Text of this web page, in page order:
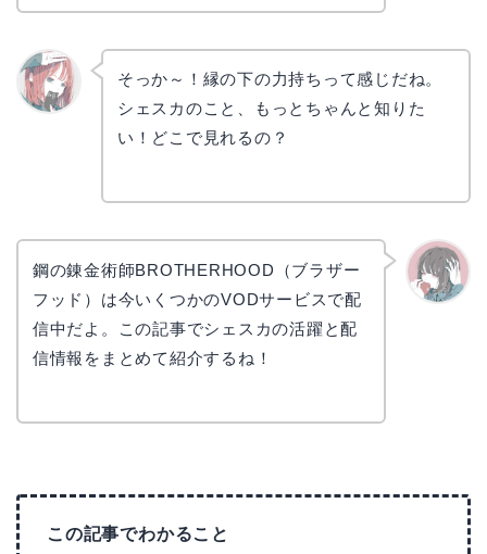
そっか～！縁の下の力持ちって感じだね。
シェスカのこと、もっとちゃんと知りた
い！どこで見れるの？
鋼の錬金術師BROTHERHOOD（ブラザー
フッド）は今いくつかのVODサービスで配
信中だよ。この記事でシェスカの活躍と配
信情報をまとめて紹介するね！
この記事でわかること